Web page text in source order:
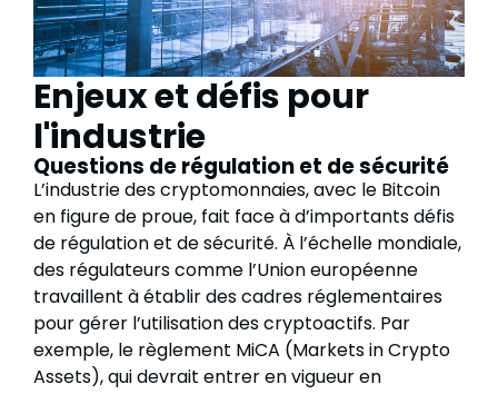
Enjeux et défis pour
l'industrie
Questions de régulation et de sécurité
L’industrie des cryptomonnaies, avec le Bitcoin
en figure de proue, fait face à d’importants défis
de régulation et de sécurité. À l’échelle mondiale,
des régulateurs comme l’Union européenne
travaillent à établir des cadres réglementaires
pour gérer l’utilisation des cryptoactifs. Par
exemple, le règlement MiCA (Markets in Crypto
Assets), qui devrait entrer en vigueur en